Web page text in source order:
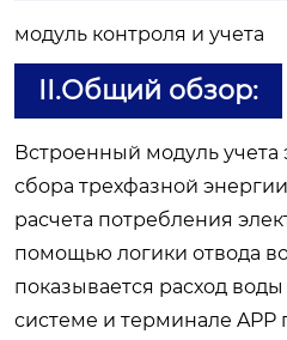
модуль контроля и учета
II.Общий обзор:
Встроенный модуль учета
сбора трехфазной
расчета потребления
помощью логики отвода
показывается расход
системе и терминале APP